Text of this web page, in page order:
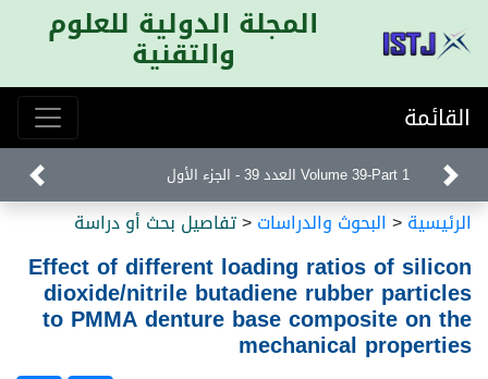
المجلة الدولية للعلوم
والتقنية
القائمة
Volume 39-Part 1 العدد 39 - الجزء الأول
الرئيسية< البحوث والدراسات<تفاصيل بحث أو دراسة
Effect of different loading ratios of silicon
dioxide/nitrile butadiene rubber particles
to PMMA denture base composite on the
mechanical properties